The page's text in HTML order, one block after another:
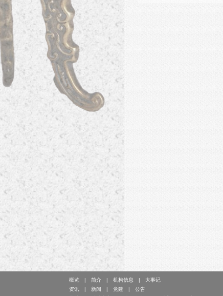
概览 简介 机构信息
大事记
资讯
新闻 党建
公告